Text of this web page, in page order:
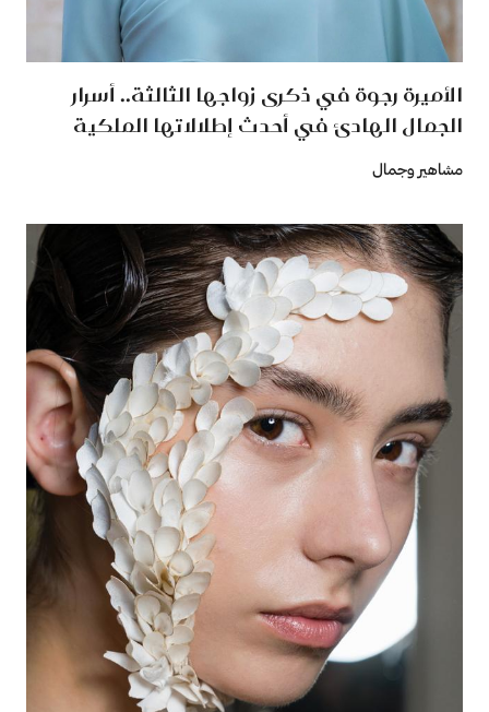
الأميرة رجوة في ذكرى زواجها الثالثة.. أسرار
الجمال الهادئ في أحدث إطلالاتها الملكية
مشاهير وجمال